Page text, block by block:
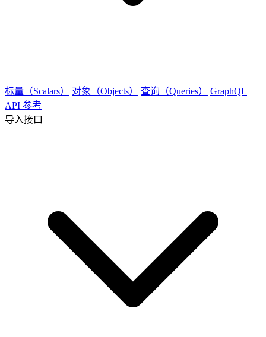
标量（Scalars） 对象（Objects） 查询（Queries）
GraphQL
API 参考
导入接口